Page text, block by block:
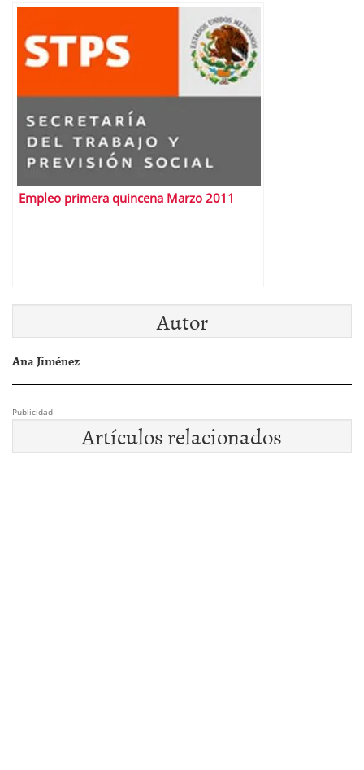
Empleo primera quincena Marzo 2011
Autor
Ana Jiménez
Publicidad
Artículos relacionados